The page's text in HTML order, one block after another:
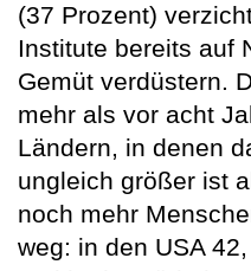
(37 Prozent)
Institute bereits auf
Gemüt verdüstern.
mehr als vor acht
Ländern, in denen
ungleich größer ist
noch mehr
weg: in den USA